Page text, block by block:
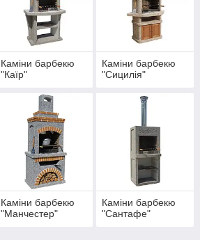
Каміни барбекю
"Каїр"
Каміни барбекю
"Сицилія"
Каміни барбекю
"Манчестер"
Каміни барбекю
"Сантафе"